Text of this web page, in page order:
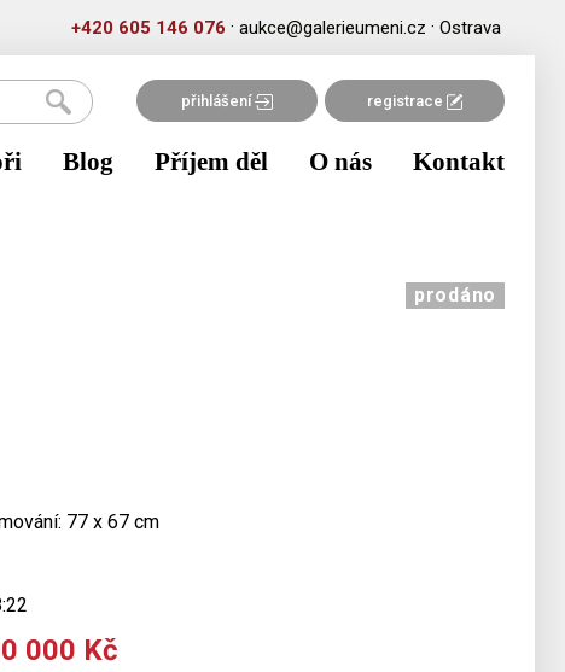
+420 605 146 076 · aukce@galerieumeni.cz · Ostrava
přihlášení registrace
Blog Příjem děl O nás Kontakt
prodáno
77 x 67 cm
000 Kč